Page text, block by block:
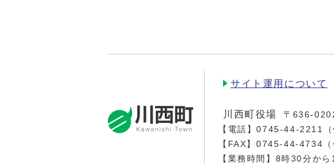
サイト運用について
川西町役場 〒636-
【電話】0745-44-2211
【FAX】0745-44-4734（
【業務時間】8時30分か